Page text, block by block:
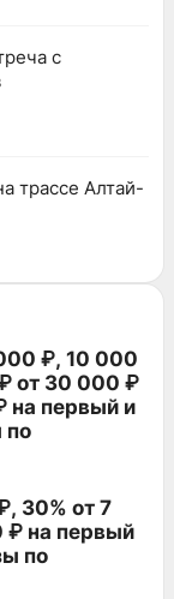
с
трассе Алтай-
₽, 10 000
от 30 000 ₽
на первый и
по
30% от 7
₽ на первый
по